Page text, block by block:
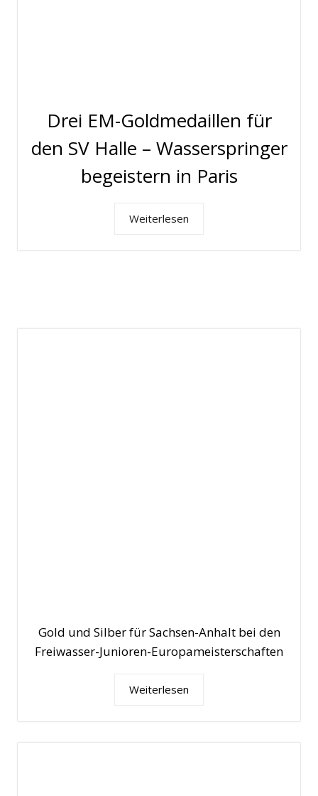
Drei EM-Goldmedaillen für
den SV Halle – Wasserspringer
begeistern in Paris
Weiterlesen
Gold und Silber für Sachsen-Anhalt bei den
Freiwasser-Junioren-Europameisterschaften
Weiterlesen